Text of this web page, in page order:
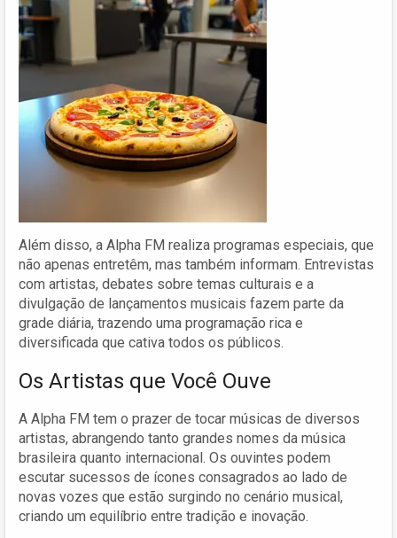
Além disso, a Alpha FM realiza programas especiais, que
não apenas entretêm, mas também informam. Entrevistas
com artistas, debates sobre temas culturais e a
divulgação de lançamentos musicais fazem parte da
grade diária, trazendo uma programação rica e
diversificada que cativa todos os públicos.
Os Artistas que Você Ouve
A Alpha FM tem o prazer de tocar músicas de diversos
artistas, abrangendo tanto grandes nomes da música
brasileira quanto internacional. Os ouvintes podem
escutar sucessos de ícones consagrados ao lado de
novas vozes que estão surgindo no cenário musical,
criando um equilíbrio entre tradição e inovação.